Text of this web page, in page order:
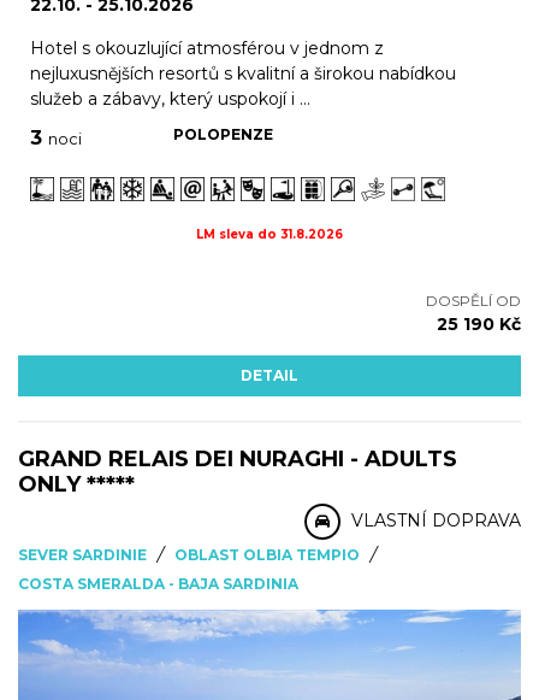
22.10. - 25.10.2026
Hotel s okouzlující atmosférou v jednom z
nejluxusnějších resortů s kvalitní a širokou nabídkou
služeb a zábavy, který uspokojí i ...
3 noci POLOPENZE
LM sleva do 31.8.2026
DOSPĚLÍ OD
25 190 Kč
DETAIL
GRAND RELAIS DEI NURAGHI - ADULTS
ONLY *****
VLASTNÍ DOPRAVA
SEVER SARDINIE / OBLAST OLBIA TEMPIO /
COSTA SMERALDA - BAJA SARDINIA